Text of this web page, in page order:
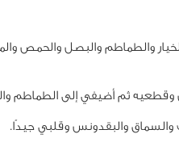
والطماطم والبصل والحمص
وقطعيه ثم أضيفي إلى الطماطم
والسماق والبقدونس وقلبي جيدًا.